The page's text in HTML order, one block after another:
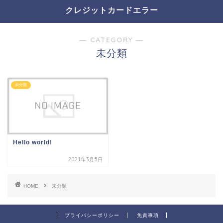
クレジットカードエラー
― CATEGORY ―
未分類
未分類
Hello world!
2021年3月5日
HOME 未分類
プライバシーポリシー 免責事項